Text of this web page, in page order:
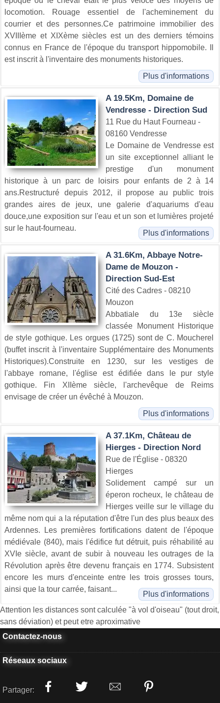
locomotion. Rouage essentiel de l'acheminement du
courrier et des personnes.Ce patrimoine immobilier des
XVIIIème et XIXème siècles est un des derniers témoins
connus en France de l'époque du transport hippomobile. Il
est inscrit à l'inventaire des monuments historiques.
Plus d'informations
A 19.5Km, Domaine de
Vendresse - Direction Sud
11 Rue du Haut Fourneau -
08160 Vendresse
Le Domaine de Vendresse est
un site exceptionnel alliant le
prestige d'un monument
historique à un parc de loisirs pour enfants de 2 à 14
ans.Restructuré depuis 2012, il propose au public trois
grandes aires de jeux, une galerie d'aquariums d'eau
douce,une exposition sur l'eau et un son et lumières projeté
sur le haut-fourneau.
Plus d'informations
A 31.6Km, Abbaye Notre-
Dame de Mouzon -
Direction Sud-Est
Cité des Cadres - 08210
Mouzon
Abbatiale du 13e siècle
classée Monument Historique
de style gothique. Les orgues (1725) sont de C. Moucherel
(buffet inscrit à l'inventaire Supplémentaire des Monuments
Historiques).Construite en 1230, sur les vestiges de
l'abbaye romane, l'église est édifiée dans le pur style
gothique. Fin XIIème siècle, l'archevêque de Reims
envisage de créer un évêché à Mouzon.
Plus d'informations
A 37.1Km, Château de
Hierges - Direction Nord
Rue de l'Église - 08320
Hierges
Solidement campé sur un
éperon rocheux, le château de
Hierges veille sur le village du
même nom qui a la réputation d'être l'un des plus beaux des
Ardennes. Les premières fortifications datent de l'époque
médiévale (840), mais l'édifice fut détruit, puis réhabilité au
XVIe siècle, avant de subir à nouveau les outrages de la
Révolution après être devenu français en 1774. Subsistent
encore les murs d'enceinte entre les trois grosses tours,
ainsi que la tour carrée, faisant...
Plus d'informations
Attention les distances sont calculée "à vol d'oiseau" (tout droit,
sans déviation) et peut etre aproximative
Contactez-nous
Réseaux sociaux
Partager: